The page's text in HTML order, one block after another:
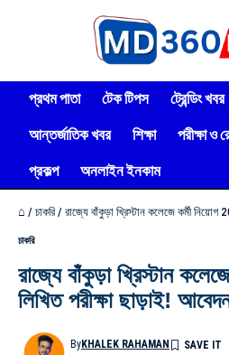
প্রথম পাতা টেক টিপস ট্রেন্ডিং খবর
আন্তর্জাতিক খবর
শিক্ষা পরীক্ষা ও
প্রকল্প
অনলাইন ইনকাম
⌂ / চাকরি / রাজ্যে বাঁকুড়া খ্রিস্টান কলেজে কর্মী নিয়োগ
চাকরি
রাজ্যে বাঁকুড়া খ্রিস্টান
লিখিত পরীক্ষা ছাড়াই!
ByKHALEK RAHAMAN